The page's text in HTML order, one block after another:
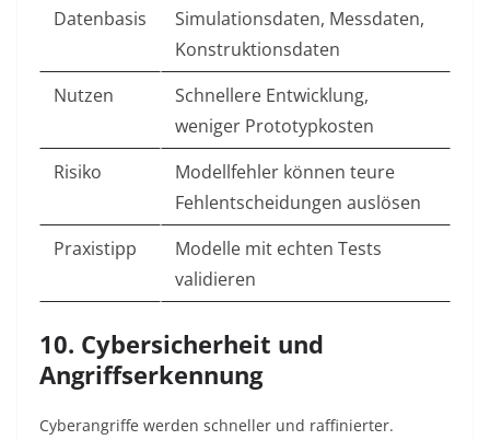
Datenbasis
Simulationsdaten, Messdaten,
Konstruktionsdaten
Nutzen
Schnellere Entwicklung,
weniger Prototypkosten
Risiko
Modellfehler können teure
Fehlentscheidungen auslösen
Praxistipp
Modelle mit echten Tests
validieren
10. Cybersicherheit und
Angriffserkennung
Cyberangriffe werden schneller und raffinierter.